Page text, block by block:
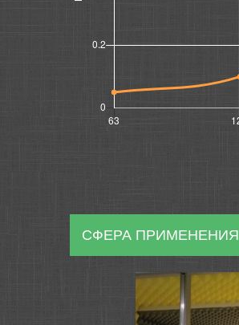
СФЕРА ПРИМЕНЕНИЯ